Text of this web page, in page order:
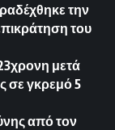
την
του
μετά
σε γκρεμό 5
από τον